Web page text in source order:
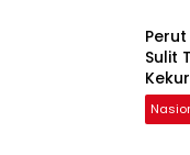
Sulit